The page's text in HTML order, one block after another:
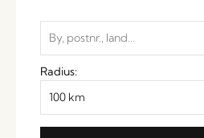
Radius: